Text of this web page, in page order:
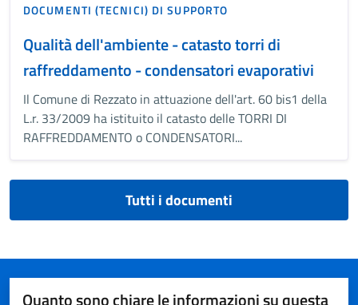
DOCUMENTI (TECNICI) DI SUPPORTO
Qualità dell'ambiente - catasto torri di
raffreddamento - condensatori evaporativi
Il Comune di Rezzato in attuazione dell'art. 60 bis1 della
L.r. 33/2009 ha istituito il catasto delle TORRI DI
RAFFREDDAMENTO o CONDENSATORI...
Tutti i documenti
Quanto sono chiare le informazioni su questa